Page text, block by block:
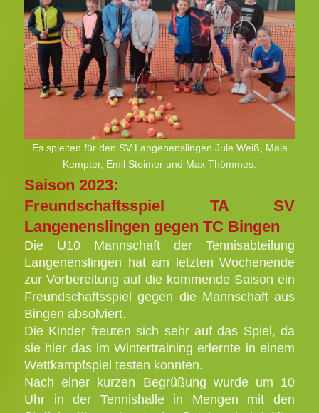
Es spielten für den SV Langenenslingen Jule Weiß, Maja
Kempter, Emil Steimer und Max Thömmes.
Saison 2023:
Freundschaftsspiel TA SV
Langenenslingen gegen TC Bingen
Die U10 Mannschaft der Tennisabteilung
Langenenslingen hat am letzten Wochenende
zur Vorbereitung auf die kommende Saison ein
Freundschaftsspiel gegen die Mannschaft aus
Bingen absolviert.
Die Kinder freuten sich sehr auf das Spiel, da
sie hier das im Wintertraining erlernte in einem
Wettkampfspiel testen konnten.
Nach einer kurzen Begrüßung wurde um 10
Uhr in der Tennishalle in Mengen mit den